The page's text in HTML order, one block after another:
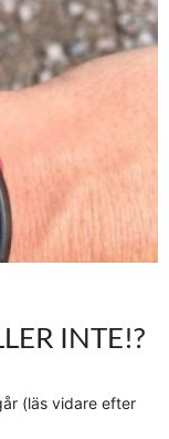
INTE!?
(läs vidare efter